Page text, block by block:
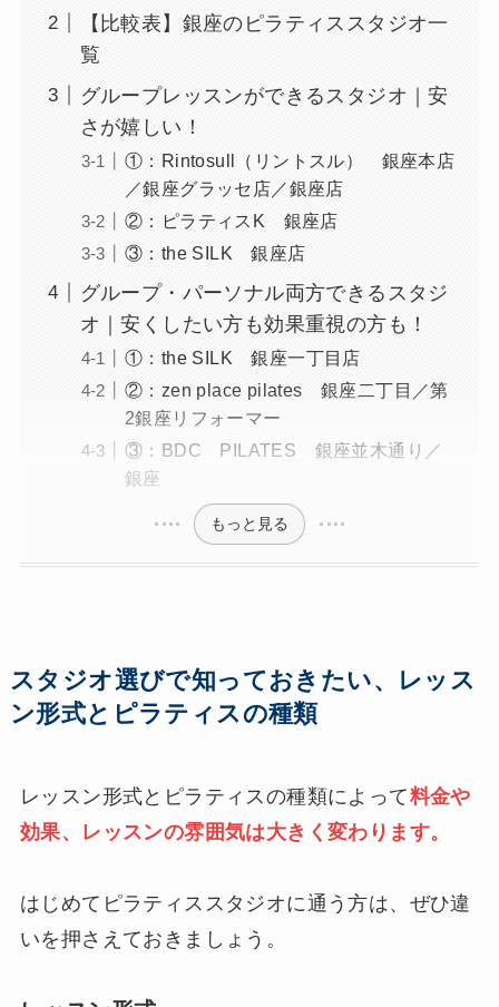
【比較表】銀座のピラティススタジオ一
覧
グループレッスンができるスタジオ｜安
さが嬉しい！
①：Rintosull（リントスル） 銀座本店
／銀座グラッセ店／銀座店
②：ピラティスK 銀座店
③：the SILK 銀座店
グループ・パーソナル両方できるスタジ
オ｜安くしたい方も効果重視の方も！
①：the SILK 銀座一丁目店
②：zen place pilates 銀座二丁目／第
2銀座リフォーマー
③：BDC PILATES 銀座並木通り／
銀座
もっと見る
スタジオ選びで知っておきたい、レッス
ン形式とピラティスの種類
レッスン形式とピラティスの種類によって料金や
効果、レッスンの雰囲気は大きく変わります。
はじめてピラティススタジオに通う方は、ぜひ違
いを押さえておきましょう。